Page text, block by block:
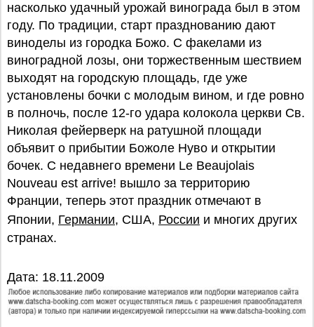
насколько удачный урожай винограда был в этом
году. По традиции, старт празднованию дают
виноделы из городка Божо. C факелами из
виноградной лозы, они торжественным шествием
выходят на городскую площадь, где уже
установлены бочки с молодым вином, и где ровно
в полночь, после 12-го удара колокола церкви Св.
Николая фейерверк на ратушной площади
объявит о прибытии Божоле Нуво и открытии
бочек. С недавнего времени Le Beaujolais
Nouveau est arrive! вышло за территорию
Франции, теперь этот праздник отмечают в
Японии, Германии, США, России и многих других
странах.
Дата: 18.11.2009